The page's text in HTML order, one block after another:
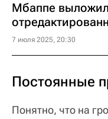
Мбаппе
7 июля 2025, 20:30
Постоянные
Понятно, что на